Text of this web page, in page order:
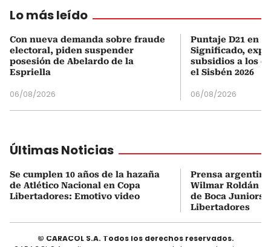
Lo más leído
Con nueva demanda sobre fraude
electoral, piden suspender
posesión de Abelardo de la
Espriella
06/08/2026
Puntaje D21 en
Significado,
subsidios a los
el Sisbén 2026
06/08/2026
Últimas Noticias
Se cumplen 10 años de la hazaña
de Atlético Nacional en Copa
Libertadores: Emotivo video
Prensa
Wilmar Roldán
de Boca Juniors
Libertadores
© CARACOL S.A. Todos los derechos reservados.